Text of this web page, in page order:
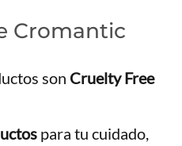
Cromantic
son Cruelty Free
para tu cuidado,